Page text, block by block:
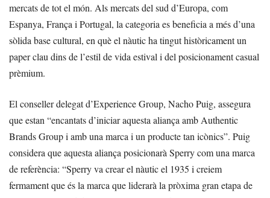
mercats de tot el món. Als mercats del sud d’Europa, com
Espanya, França i Portugal, la categoria es beneficia a més d’una
sòlida base cultural, en què el nàutic ha tingut històricament un
paper clau dins de l’estil de vida estival i del posicionament casual
prèmium.
El conseller delegat d’Experience Group, Nacho Puig, assegura
que estan “encantats d’iniciar aquesta aliança amb Authentic
Brands Group i amb una marca i un producte tan icònics”. Puig
considera que aquesta aliança posicionarà Sperry com una marca
de referència: “Sperry va crear el nàutic el 1935 i creiem
fermament que és la marca que liderarà la pròxima gran etapa de